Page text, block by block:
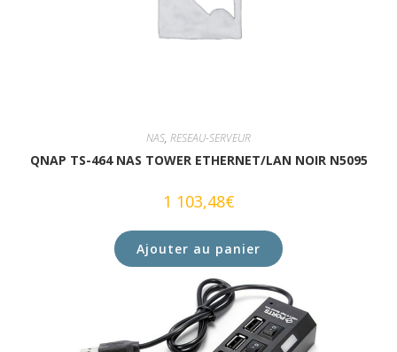
NAS, RESEAU-SERVEUR
QNAP TS-464 NAS TOWER ETHERNET/LAN NOIR N5095
1 103,48€
Ajouter au panier